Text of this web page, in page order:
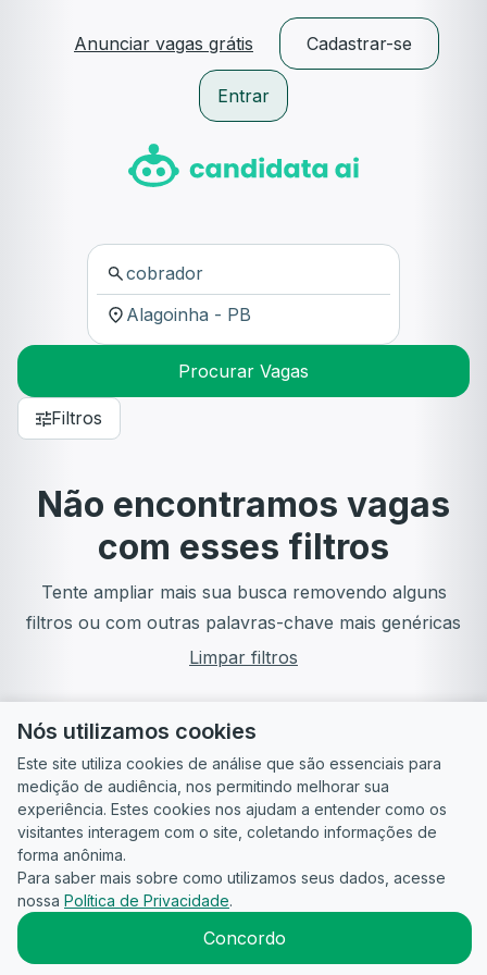
Anunciar vagas grátis Cadastrar-se
Entrar
Procurar Vagas
Filtros
Não encontramos vagas
com esses filtros
Tente ampliar mais sua busca removendo alguns
filtros ou com outras palavras-chave mais genéricas
Limpar filtros
Guia do
Candidato
Para
empresas
Política de
Privacidade
Termos
2026CandidataAI
Nós utilizamos cookies
Este site utiliza cookies de análise que são essenciais para
medição de audiência, nos permitindo melhorar sua
experiência. Estes cookies nos ajudam a entender como os
visitantes interagem com o site, coletando informações de
forma anônima.
Para saber mais sobre como utilizamos seus dados, acesse
nossa Política de Privacidade.
Concordo